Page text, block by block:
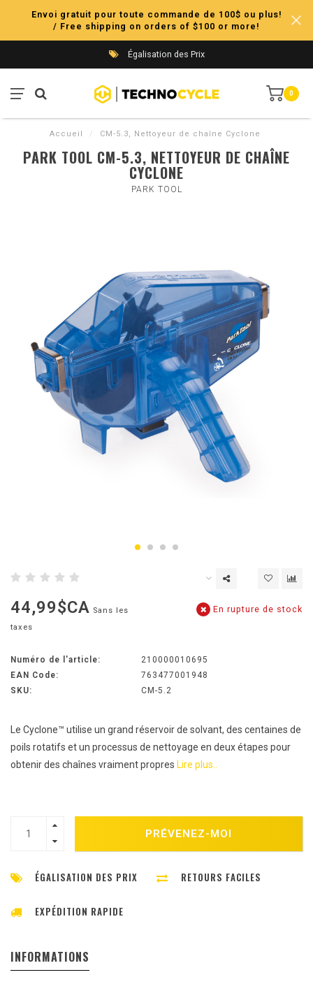
Envoi gratuit pour toute commande de 100$ ou plus!
/ Free shipping on orders of $100 or more!
Égalisation des Prix
0
Accueil / CM-5.3, Nettoyeur de chaîne Cyclone
PARK TOOL CM-5.3, NETTOYEUR DE CHAÎNE
CYCLONE
PARK TOOL
44,99$CA Sans les
taxes
En rupture de stock
Numéro de l'article:
210000010695
EAN Code:
763477001948
SKU:
CM-5.2
Le Cyclone™ utilise un grand réservoir de solvant, des centaines de
poils rotatifs et un processus de nettoyage en deux étapes pour
obtenir des chaînes vraiment propres Lire plus..
PRÉVENEZ-MOI
ÉGALISATION DES PRIX RETOURS FACILES
EXPÉDITION RAPIDE
INFORMATIONS